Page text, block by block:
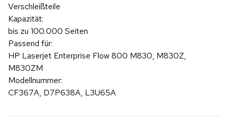
Verschleißteile
Kapazität:
bis zu 100.000 Seiten
Passend für:
HP Laserjet Enterprise Flow 800 M830, M830Z,
M830ZM
Modellnummer:
CF367A, D7P638A, L3U65A